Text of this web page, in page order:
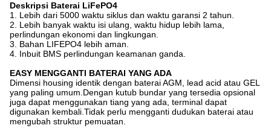
Deskripsi Baterai LiFePO4
1. Lebih dari 5000 waktu siklus dan waktu garansi 2 tahun.
2. Lebih banyak waktu isi ulang, waktu hidup lebih lama,
perlindungan ekonomi dan lingkungan.
3. Bahan LIFEPO4 lebih aman.
4. Inbuit BMS perlindungan keamanan ganda.
EASY MENGGANTI BATERAI YANG ADA
Dimensi housing identik dengan baterai AGM, lead acid atau GEL
yang paling umum.Dengan kutub bundar yang tersedia opsional
juga dapat menggunakan tiang yang ada, terminal dapat
digunakan kembali.Tidak perlu mengganti dudukan baterai atau
mengubah struktur pemuatan.